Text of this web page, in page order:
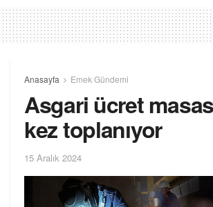
Anasayfa Emek Gündemi
Asgari ücret
kez toplanıyor
15 Aralık 2024